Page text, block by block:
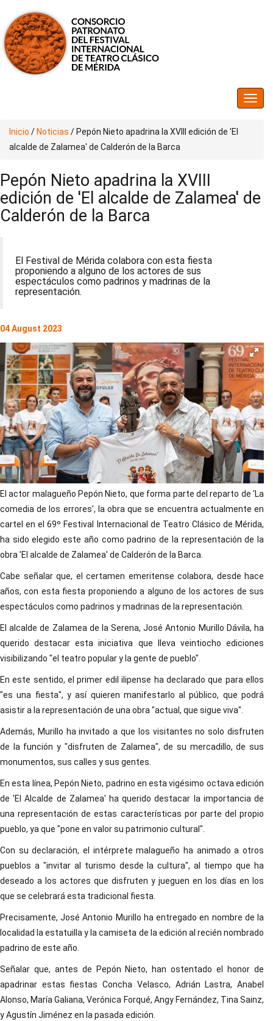
Inicio / Noticias / Pepón Nieto apadrina la XVIII edición de 'El
alcalde de Zalamea' de Calderón de la Barca
Pepón Nieto apadrina la XVIII
edición de 'El alcalde de Zalamea' de
Calderón de la Barca
El Festival de Mérida colabora con esta fiesta
proponiendo a alguno de los actores de sus
espectáculos como padrinos y madrinas de la
representación.
04 August 2023
El actor malagueño Pepón Nieto, que forma parte del reparto de 'La
comedia de los errores', la obra que se encuentra actualmente en
cartel en el 69º Festival Internacional de Teatro Clásico de Mérida,
ha sido elegido este año como padrino de la representación de la
obra 'El alcalde de Zalamea' de Calderón de la Barca.
Cabe señalar que, el certamen emeritense colabora, desde hace
años, con esta fiesta proponiendo a alguno de los actores de sus
espectáculos como padrinos y madrinas de la representación.
El alcalde de Zalamea de la Serena, José Antonio Murillo Dávila, ha
querido destacar esta iniciativa que lleva veintiocho ediciones
visibilizando "el teatro popular y la gente de pueblo".
En este sentido, el primer edil ilipense ha declarado que para ellos
"es una fiesta", y así quieren manifestarlo al público, que podrá
asistir a la representación de una obra "actual, que sigue viva".
Además, Murillo ha invitado a que los visitantes no solo disfruten
de la función y "disfruten de Zalamea", de su mercadillo, de sus
monumentos, sus calles y sus gentes.
En esta línea, Pepón Nieto, padrino en esta vigésimo octava edición
de 'El Alcalde de Zalamea' ha querido destacar la importancia de
una representación de estas características por parte del propio
pueblo, ya que "pone en valor su patrimonio cultural".
Con su declaración, el intérprete malagueño ha animado a otros
pueblos a "invitar al turismo desde la cultura", al tiempo que ha
deseado a los actores que disfruten y jueguen en los días en los
que se celebrará esta tradicional fiesta.
Precisamente, José Antonio Murillo ha entregado en nombre de la
localidad la estatuilla y la camiseta de la edición al recién nombrado
padrino de este año.
Señalar que, antes de Pepón Nieto, han ostentado el honor de
apadrinar estas fiestas Concha Velasco, Adrián Lastra, Anabel
Alonso, María Galiana, Verónica Forqué, Angy Fernández, Tina Sainz,
y Agustín Jiménez en la pasada edición.